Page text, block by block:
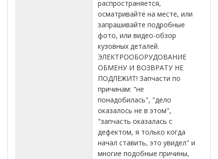
распространяется,
осматривайте на месте, или
запрашивайте подробные
фото, или видео-обзор
кузовных деталей.
ЭЛЕКТРООБОРУДОВАНИЕ
ОБМЕНУ И ВОЗВРАТУ НЕ
ПОДЛЕЖИТ! Запчасти по
причинам: "не
понадобилась", "дело
оказалось не в этом",
"запчасть оказалась с
дефектом, я только когда
начал ставить, это увидел" и
многие подобные причины,